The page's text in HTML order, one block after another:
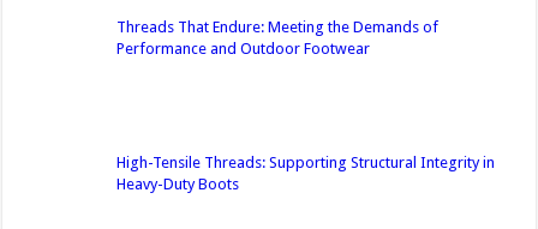
Threads That Endure: Meeting the Demands of
Performance and Outdoor Footwear
High-Tensile Threads: Supporting Structural Integrity in
Heavy-Duty Boots